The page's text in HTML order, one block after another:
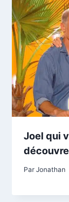
Joel qui
ParJonathan